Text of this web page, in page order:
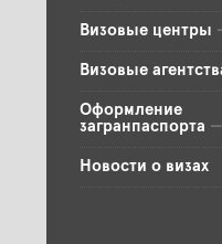
Визовые центры
Визовые
Оформление
загранпаспорта
Новости о визах